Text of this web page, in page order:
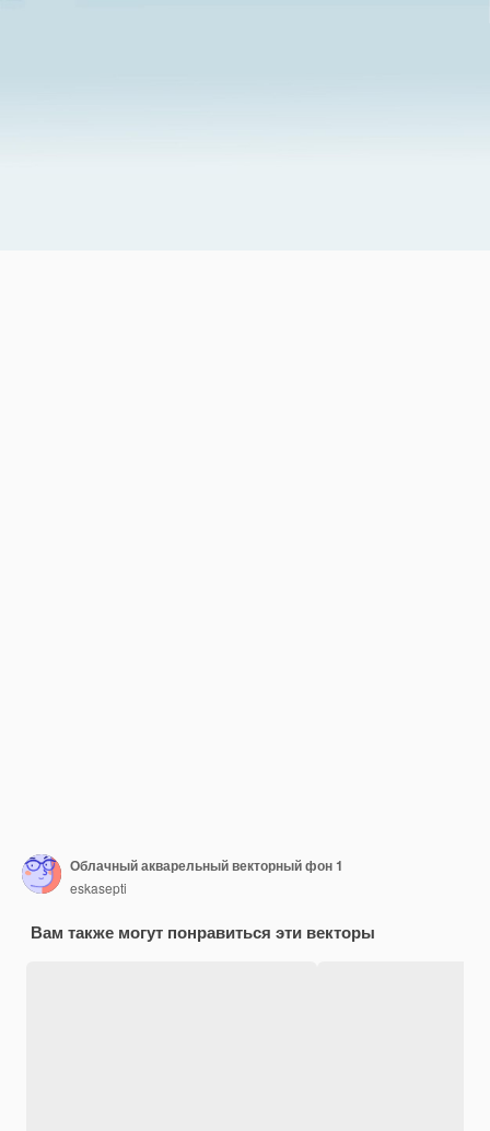
Облачный акварельный векторный фон 1
eskasepti
Вам также могут понравиться эти векторы